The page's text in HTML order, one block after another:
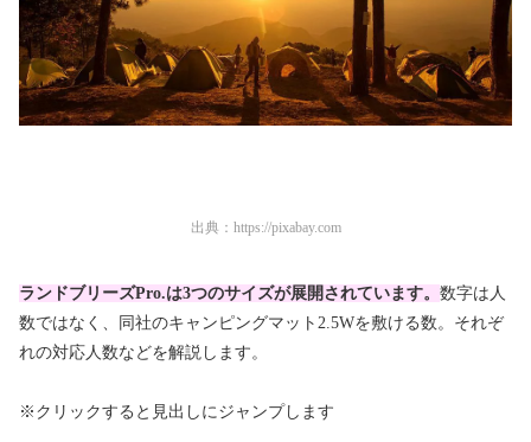
出典： https://pixabay.com
ランドブリーズPro.は3つのサイズが展開されています。 数字は人
数ではなく、同社のキャンピングマット2.5Wを敷ける数。それぞ
れの対応人数などを解説します。
※クリックすると見出しにジャンプします